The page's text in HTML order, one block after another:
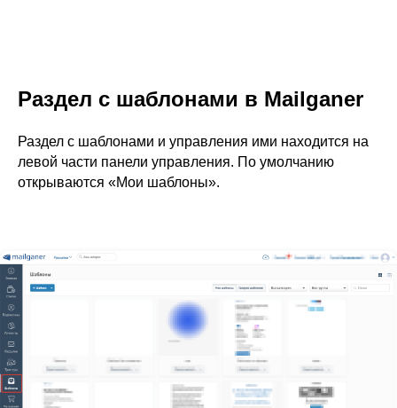
Раздел с шаблонами в Mailganer
Раздел с шаблонами и управления ими находится на
левой части панели управления. По умолчанию
открываются «Мои шаблоны».